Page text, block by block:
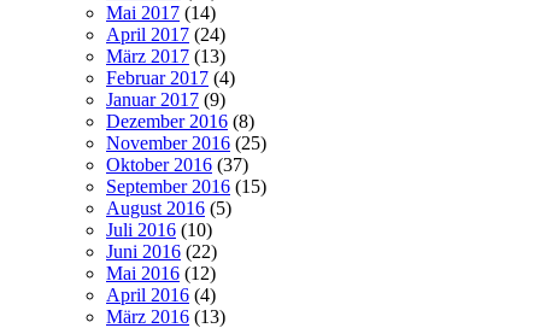
Mai 2017 (14)
April 2017 (24)
März 2017 (13)
Februar 2017 (4)
Januar 2017 (9)
Dezember 2016 (8)
November 2016 (25)
Oktober 2016 (37)
September 2016 (15)
August 2016 (5)
Juli 2016 (10)
Juni 2016 (22)
Mai 2016 (12)
April 2016 (4)
März 2016 (13)